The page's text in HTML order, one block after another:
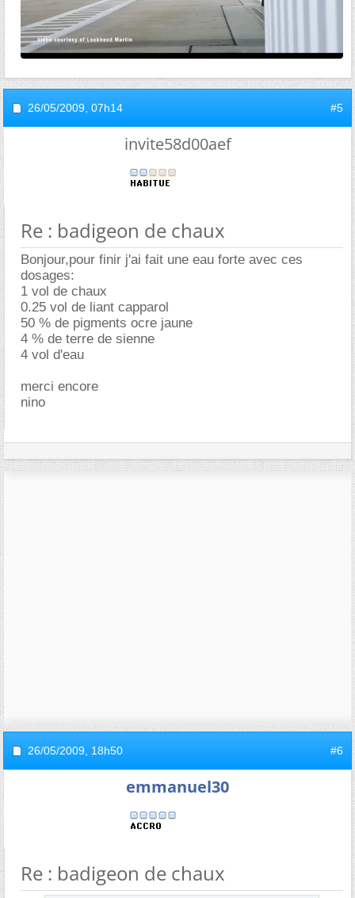
26/05/2009, 07h14 #5
invite58d00aef
Re : badigeon de chaux
Bonjour,pour finir j'ai fait une eau forte avec ces
dosages:
1 vol de chaux
0.25 vol de liant capparol
50 % de pigments ocre jaune
4 % de terre de sienne
4 vol d'eau
merci encore
nino
26/05/2009, 18h50 #6
emmanuel30
Re : badigeon de chaux